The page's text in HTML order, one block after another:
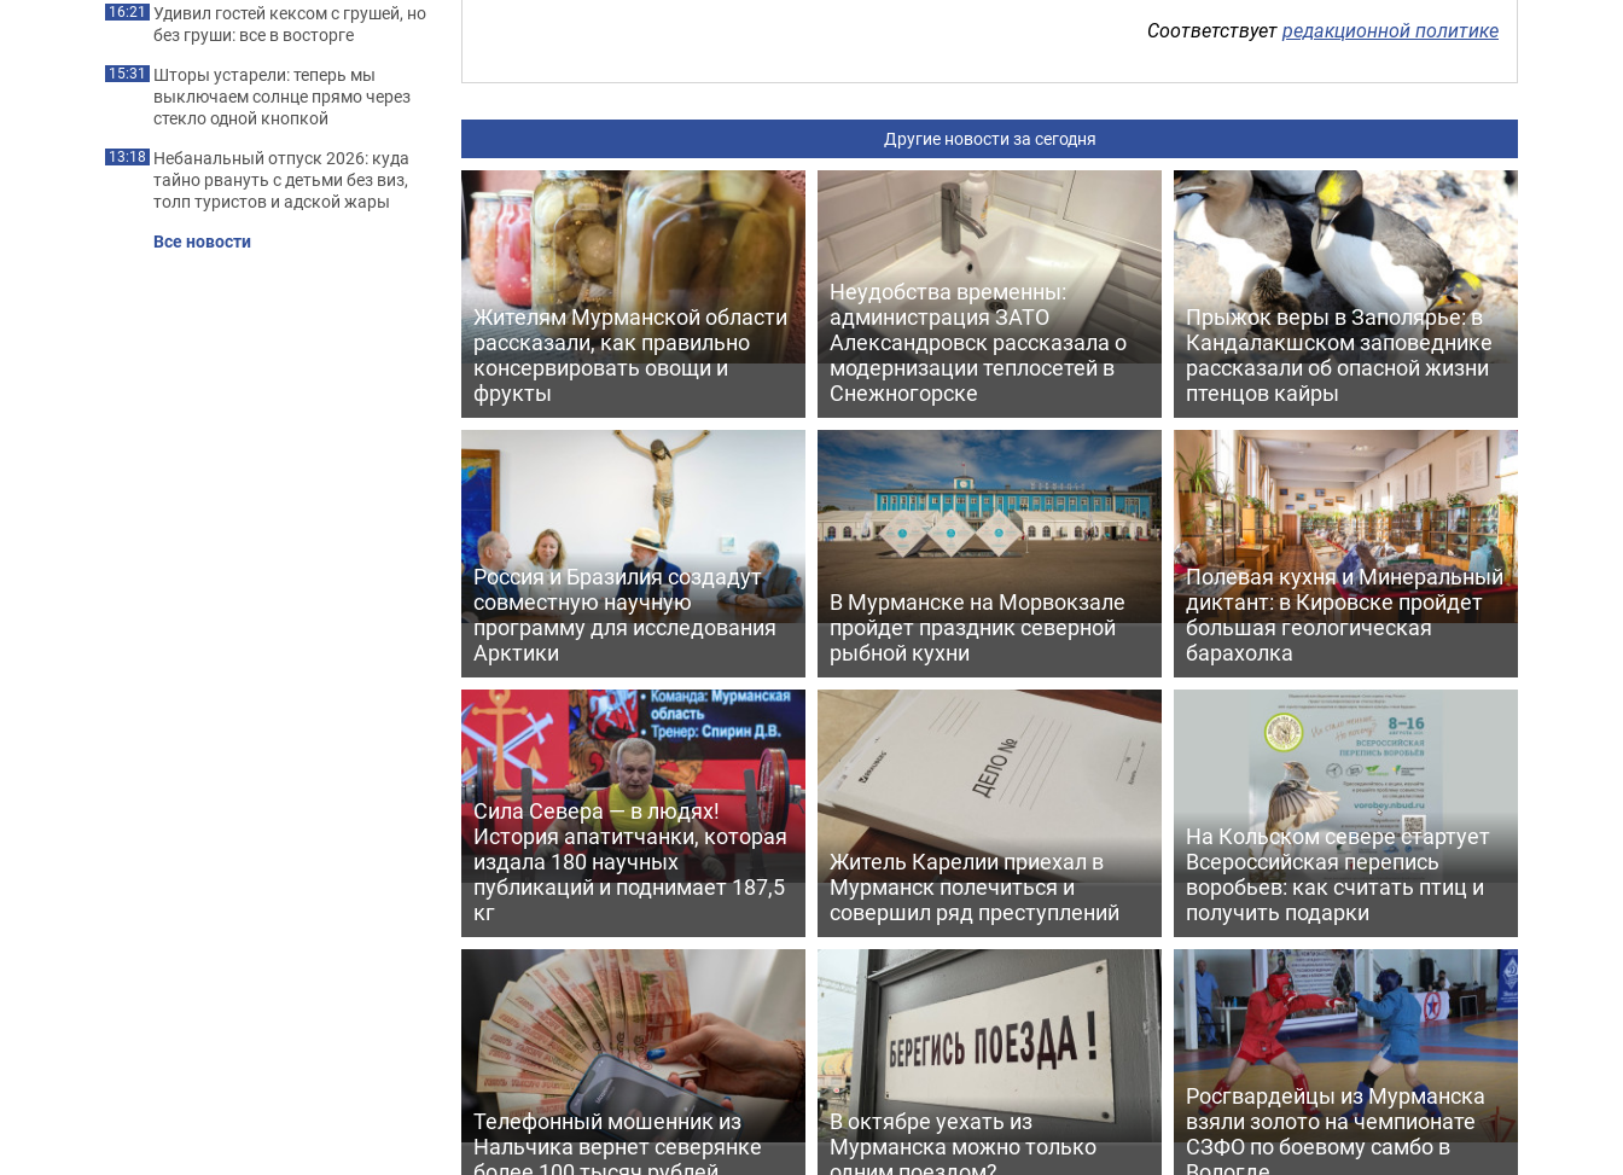
Соответствуетредакционной политике
Другие новости за сегодня
Жителям Мурманской области
рассказали, как правильно
консервировать овощи и
фрукты
Неудобства временны:
администрация ЗАТО
Александровск рассказала о
модернизации теплосетей в
Снежногорске
Прыжок веры в Заполярье: в
Кандалакшском заповеднике
рассказали об опасной жизни
птенцов кайры
Россия и Бразилия создадут
совместную научную
программу для исследования
Арктики
В Мурманске на Морвокзале
пройдет праздник северной
рыбной кухни
Полевая кухня и Минеральный
диктант: в Кировске пройдет
большая геологическая
барахолка
Сила Севера — в людях!
История апатитчанки, которая
издала 180 научных
публикаций и поднимает 187,5
кг
Житель Карелии приехал в
Мурманск полечиться и
совершил ряд преступлений
На Кольском севере стартует
Всероссийская перепись
воробьев: как считать птиц и
получить подарки
Телефонный мошенник из
Нальчика вернет северянке
В октябре уехать из
Мурманска можно только
Росгвардейцы из Мурманска
взяли золото на чемпионате
СЗФО по боевому самбо в
16:21 Удивил гостей кексом с грушей, но
без груши: все в восторге
15:31 Шторы устарели: теперь мы
выключаем солнце прямо через
стекло одной кнопкой
13:18 Небанальный отпуск 2026: куда
тайно рвануть с детьми без виз,
толп туристов и адской жары
Все новости